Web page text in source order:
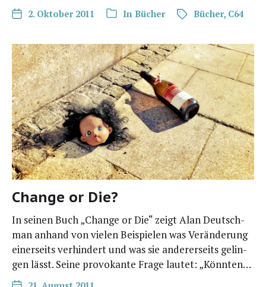
2. Oktober 2011 In Bücher Bücher, C64
Change or Die?
In sei­nen Buch „Chan­ge or Die“ zeigt Alan Deutsch­
man anhand von vie­len Bei­spie­len was Ver­än­de­rung
einer­seits ver­hin­dert und was sie ande­rer­seits gelin­
gen lässt. Sei­ne pro­vo­kan­te Fra­ge lau­tet: „Könn­ten…